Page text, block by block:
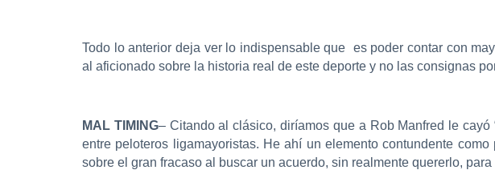
Todo lo anterior deja ver lo indispensable que es poder contar con
al aficionado sobre la historia real de este deporte y no las consignas
MAL TIMING– Citando al clásico, diríamos que a Rob Manfred le
entre peloteros ligamayoristas. He ahí un elemento contundente
sobre el gran fracaso al buscar un acuerdo, sin realmente quererlo,